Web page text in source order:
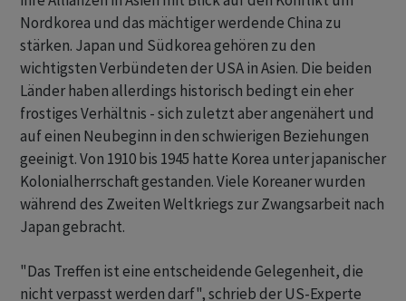
Nordkorea und das mächtiger werdende China zu
stärken. Japan und Südkorea gehören zu den
wichtigsten Verbündeten der USA in Asien. Die beiden
Länder haben allerdings historisch bedingt ein eher
frostiges Verhältnis - sich zuletzt aber angenähert und
auf einen Neubeginn in den schwierigen Beziehungen
geeinigt. Von 1910 bis 1945 hatte Korea unter japanischer
Kolonialherrschaft gestanden. Viele Koreaner wurden
während des Zweiten Weltkriegs zur Zwangsarbeit nach
Japan gebracht.
"Das Treffen ist eine entscheidende Gelegenheit, die
nicht verpasst werden darf", schrieb der US-Experte